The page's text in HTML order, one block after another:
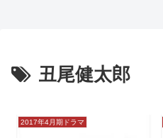
丑尾健太郎
2017年4月期ドラマ